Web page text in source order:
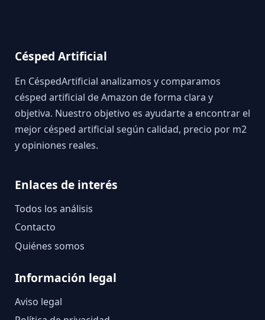
Césped Artificial
En CéspedArtificial analizamos y comparamos
césped artificial de Amazon de forma clara y
objetiva. Nuestro objetivo es ayudarte a encontrar el
mejor césped artificial según calidad, precio por m2
y opiniones reales.
Enlaces de interés
Todos los análisis
Contacto
Quiénes somos
Información legal
Aviso legal